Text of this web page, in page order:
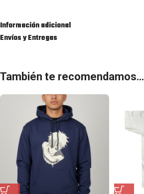
Información adicional
Envíos y Entregas
También te recomendamos…